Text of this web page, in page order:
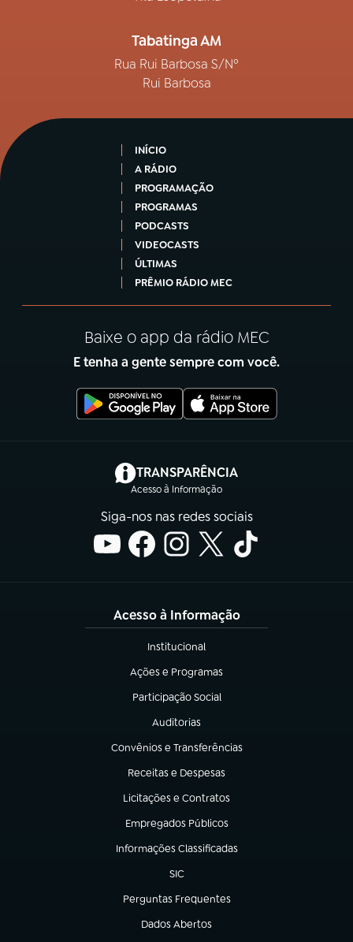
Tabatinga AM
Rua Rui Barbosa S/Nº
Rui Barbosa
INÍCIO
A RÁDIO
PROGRAMAÇÃO
PROGRAMAS
PODCASTS
VIDEOCASTS
ÚLTIMAS
PRÊMIO RÁDIO MEC
Baixe o app da rádio MEC
E tenha a gente sempre com você.
TRANSPARÊNCIA
Acesso à Informação
(abre em nova aba)
Siga-nos nas redes sociais
Acesso à Informação
Institucional
(abre em nova aba)
Ações e Programas
(abre em nova aba)
Participação Social
(abre em nova aba)
Auditorias
(abre em nova aba)
Convênios e Transferências
(abre em nova aba)
Receitas e Despesas
(abre em nova aba)
Licitações e Contratos
(abre em nova aba)
Empregados Públicos
(abre em nova aba)
Informações Classificadas
(abre em nova aba)
SIC
(abre em nova aba)
Perguntas Frequentes
(abre em nova aba)
Dados Abertos
(abre em nova aba)